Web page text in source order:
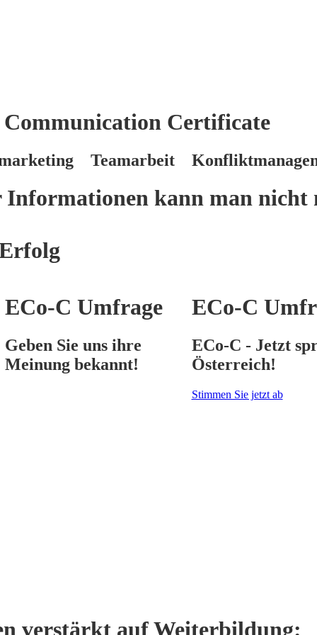
Certificate
Teamarbeit
Informationen kann man nicht
ECo-C Umfrage
Geben Sie uns ihre
Meinung bekannt!
ECo-C
ECo-C - Jetzt
Österreich!
Stimmen Sie jetzt ab
verstärkt auf Weiterbildung: